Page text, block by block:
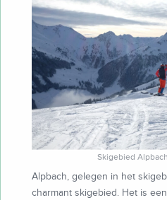
Skigebied
Alpbach, gelegen in het
charmant skigebied. Het is